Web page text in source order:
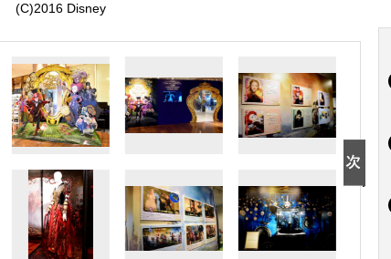
(C)2016 Disney